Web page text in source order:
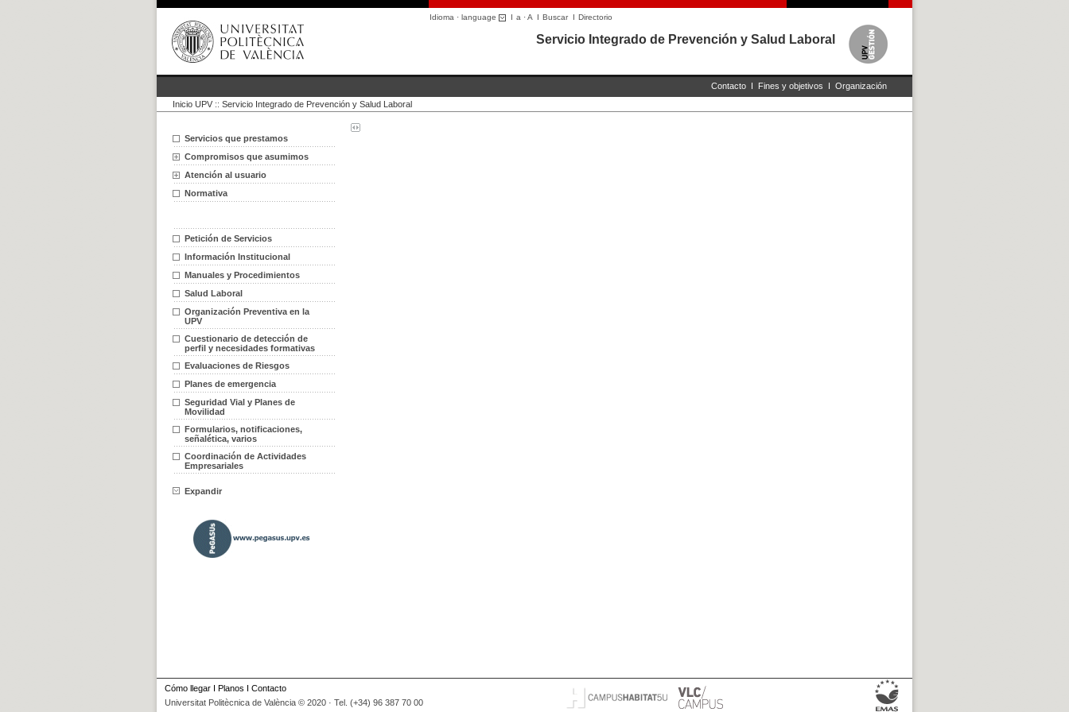
Idioma · language I a ·A I BuscarI Directorio
Servicio Integrado de Prevención y Salud Laboral
Contacto I Fines y objetivos I Organización
Inicio UPV :: Servicio Integrado de Prevención y Salud Laboral
Servicios que prestamos
Compromisos que asumimos
Atención al usuario
Normativa
Petición de Servicios
Información Institucional
Manuales y Procedimientos
Salud Laboral
Organización Preventiva en la
UPV
Cuestionario de detección de
perfil y necesidades formativas
Evaluaciones de Riesgos
Planes de emergencia
Seguridad Vial y Planes de
Movilidad
Formularios, notificaciones,
señalética, varios
Coordinación de Actividades
Empresariales
Expandir
Cómo llegar I Planos I Contacto
Universitat Politècnica de València © 2020 · Tel. (+34) 96 387 70 00